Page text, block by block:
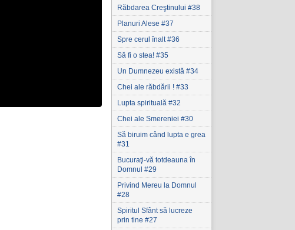
Răbdarea Creştinului #38
Planuri Alese #37
Spre cerul înalt #36
Să fi o stea! #35
Un Dumnezeu există #34
Chei ale răbdării ! #33
Lupta spirituală #32
Chei ale Smereniei #30
Să biruim când lupta e grea
#31
Bucuraţi-vă totdeauna în
Domnul #29
Privind Mereu la Domnul
#28
Spiritul Sfânt să lucreze
prin tine #27